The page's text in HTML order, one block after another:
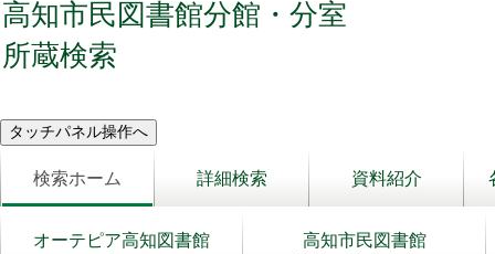
高知市民図書館分館・分室
所蔵検索
検索ホーム 詳細検索 資料紹介
オーテピア高知図書館
高知市民図書館